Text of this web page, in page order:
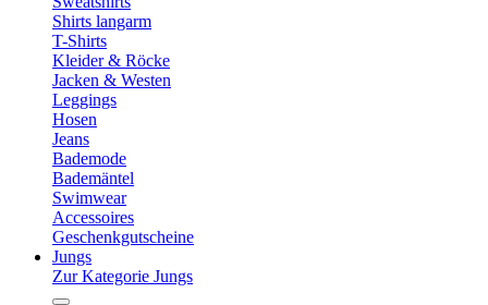
Shirts langarm
T-Shirts
Kleider & Röcke
Jacken & Westen
Leggings
Hosen
Jeans
Bademode
Bademäntel
Swimwear
Accessoires
Geschenkgutscheine
Jungs
Zur Kategorie Jungs